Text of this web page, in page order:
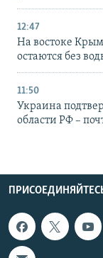
12:47
На востоке
остаются без
11:50
Украина
области РФ –